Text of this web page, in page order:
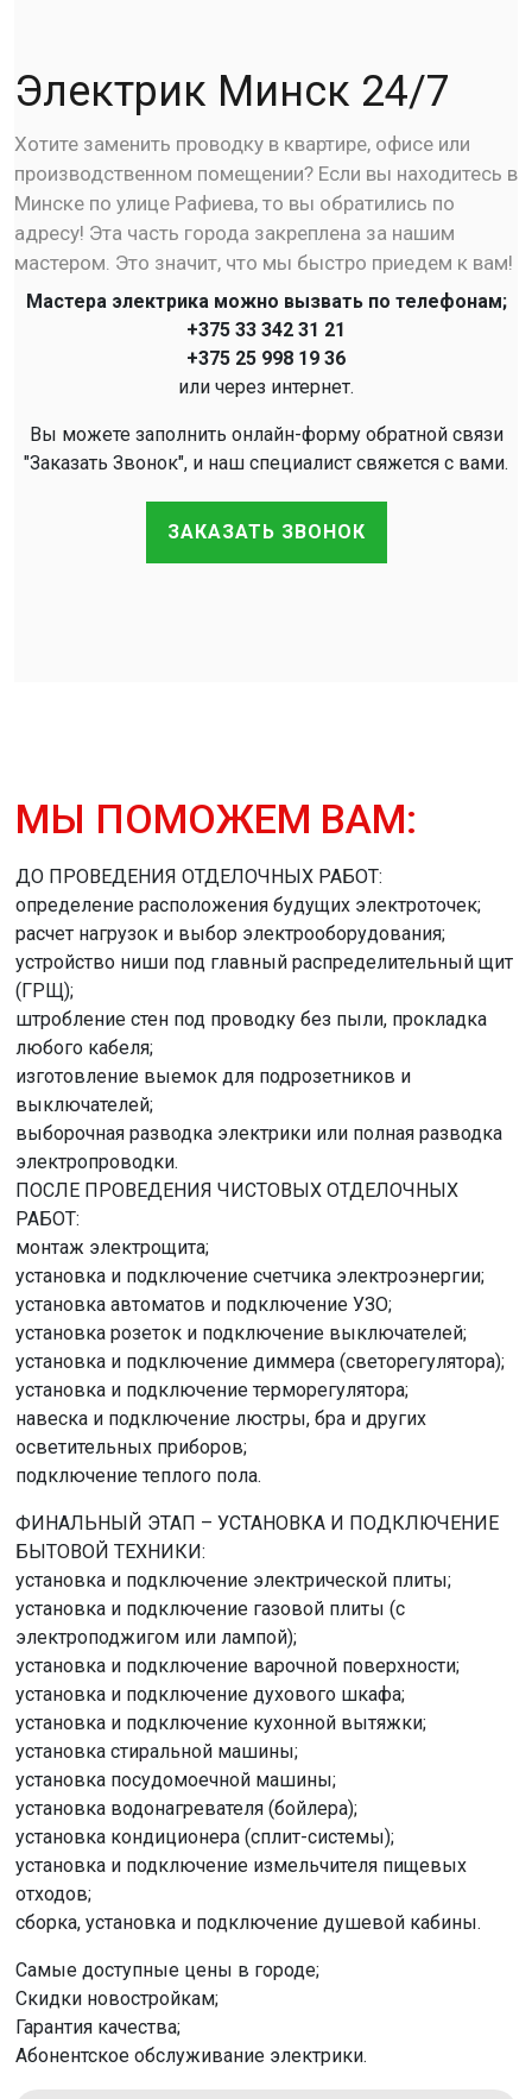
Электрик Минск 24/7
Хотите заменить проводку в квартире, офисе или
производственном помещении? Если вы находитесь в
Минске по улице Рафиева, то вы обратились по
адресу! Эта часть города закреплена за нашим
мастером. Это значит, что мы быстро приедем к вам!
Мастера электрика можно вызвать по телефонам;
+375 33 342 31 21
+375 25 998 19 36
или через интернет.
Вы можете заполнить онлайн-форму обратной связи
"Заказать Звонок", и наш специалист свяжется с вами.
ЗАКАЗАТЬ ЗВОНОК
МЫ ПОМОЖЕМ ВАМ:
ДО ПРОВЕДЕНИЯ ОТДЕЛОЧНЫХ РАБОТ:
определение расположения будущих электроточек;
расчет нагрузок и выбор электрооборудования;
устройство ниши под главный распределительный щит
(ГРЩ);
штробление стен под проводку без пыли, прокладка
любого кабеля;
изготовление выемок для подрозетников и
выключателей;
выборочная разводка электрики или полная разводка
электропроводки.
ПОСЛЕ ПРОВЕДЕНИЯ ЧИСТОВЫХ ОТДЕЛОЧНЫХ
РАБОТ:
монтаж электрощита;
установка и подключение счетчика электроэнергии;
установка автоматов и подключение УЗО;
установка розеток и подключение выключателей;
установка и подключение диммера (светорегулятора);
установка и подключение терморегулятора;
навеска и подключение люстры, бра и других
осветительных приборов;
подключение теплого пола.
ФИНАЛЬНЫЙ ЭТАП – УСТАНОВКА И ПОДКЛЮЧЕНИЕ
БЫТОВОЙ ТЕХНИКИ:
установка и подключение электрической плиты;
установка и подключение газовой плиты (с
электроподжигом или лампой);
установка и подключение варочной поверхности;
установка и подключение духового шкафа;
установка и подключение кухонной вытяжки;
установка стиральной машины;
установка посудомоечной машины;
установка водонагревателя (бойлера);
установка кондиционера (сплит-системы);
установка и подключение измельчителя пищевых
отходов;
сборка, установка и подключение душевой кабины.
Самые доступные цены в городе;
Скидки новостройкам;
Гарантия качества;
Абонентское обслуживание электрики.